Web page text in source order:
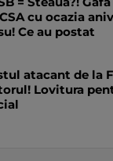
cu ocazia
Ce au postat
atacant de la
Lovitura